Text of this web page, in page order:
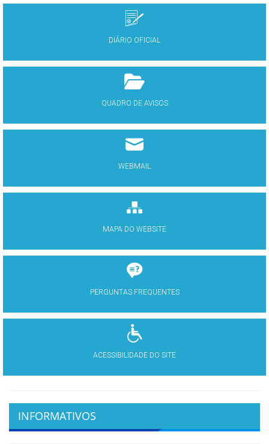
DIÁRIO OFICIAL
QUADRO DE AVISOS
WEBMAIL
MAPA DO WEBSITE
PERGUNTAS FREQUENTES
ACESSIBILIDADE DO SITE
INFORMATIVOS